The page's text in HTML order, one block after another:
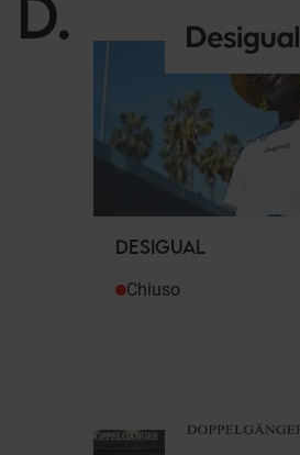
DESIGUAL
Chiuso